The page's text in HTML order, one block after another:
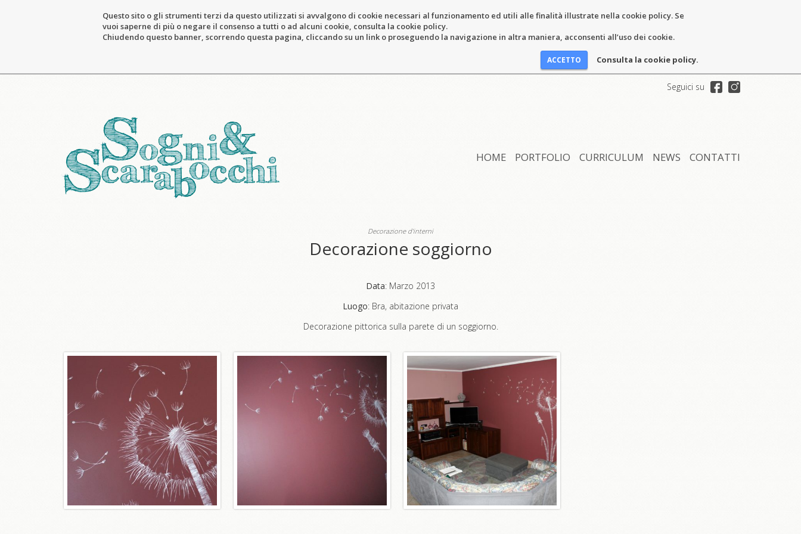
Questo sito o gli strumenti terzi da questo utilizzati si avvalgono di cookie necessari al funzionamento ed utili alle finalità illustrate nella cookie policy. Se
vuoi saperne di più o negare il consenso a tutti o ad alcuni cookie, consulta la cookie policy.
Chiudendo questo banner, scorrendo questa pagina, cliccando su un link o proseguendo la navigazione in altra maniera, acconsenti all’uso dei cookie.
Consulta la cookie policy.
Seguici su
HOME PORTFOLIO CURRICULUM NEWS CONTATTI
Decorazione d'interni
Decorazione soggiorno
Data: Marzo 2013
Luogo: Bra, abitazione privata
Decorazione pittorica sulla parete di un soggiorno.